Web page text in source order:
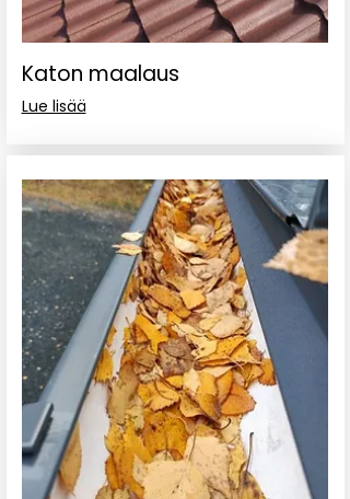
Katon maalaus
Lue lisää